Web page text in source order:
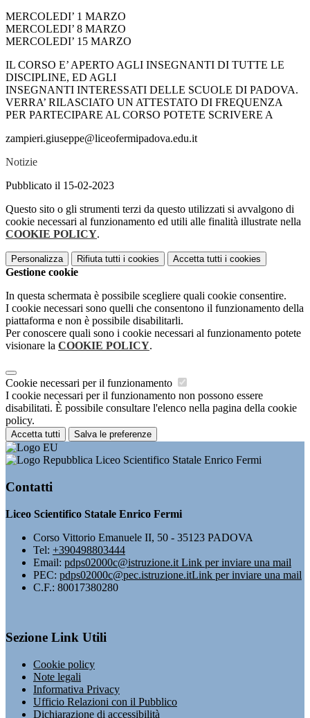
MERCOLEDI’ 1 MARZO
MERCOLEDI’ 8 MARZO
MERCOLEDI’ 15 MARZO
IL CORSO E’ APERTO AGLI INSEGNANTI DI TUTTE LE
DISCIPLINE, ED AGLI
INSEGNANTI INTERESSATI DELLE SCUOLE DI PADOVA.
VERRA’ RILASCIATO UN ATTESTATO DI FREQUENZA
PER PARTECIPARE AL CORSO POTETE SCRIVERE A
zampieri.giuseppe@liceofermipadova.edu.it
Notizie
Pubblicato il 15-02-2023
Questo sito o gli strumenti terzi da questo utilizzati si avvalgono di
cookie necessari al funzionamento ed utili alle finalità illustrate nella
COOKIE POLICY.
Personalizza Rifiuta tutti i cookies Accetta tutti i cookies
Gestione cookie
In questa schermata è possibile scegliere quali cookie consentire.
I cookie necessari sono quelli che consentono il funzionamento della
piattaforma e non è possibile disabilitarli.
Per conoscere quali sono i cookie necessari al funzionamento potete
visionare la COOKIE POLICY.
Cookie necessari per il funzionamento
I cookie necessari per il funzionamento non possono essere
disabilitati. È possibile consultare l'elenco nella pagina della cookie
policy.
Accetta tutti Salva le preferenze
Liceo Scientifico Statale Enrico Fermi
Contatti
Liceo Scientifico Statale Enrico Fermi
Corso Vittorio Emanuele II, 50 - 35123 PADOVA
Tel: +390498803444
Email: pdps02000c@istruzione.it Link per inviare una mail
PEC: pdps02000c@pec.istruzione.itLink per inviare una mail
C.F.: 80017380280
Sezione Link Utili
Cookie policy
Note legali
Informativa Privacy
Ufficio Relazioni con il Pubblico
Dichiarazione di accessibilità